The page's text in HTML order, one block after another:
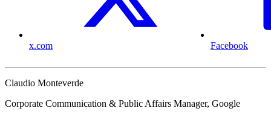
x.com Facebook
Claudio Monteverde
Corporate Communication & Public Affairs Manager, Google